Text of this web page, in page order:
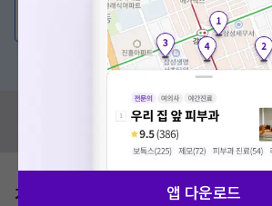
💬 무엇이든 물어보세요
혹은, 의료상담 서비스에 다양한 게시
혹시 잘못된 병원정보가 있나요?
모두닥 팀에 알려주세요!
가격표 앱 다운로드